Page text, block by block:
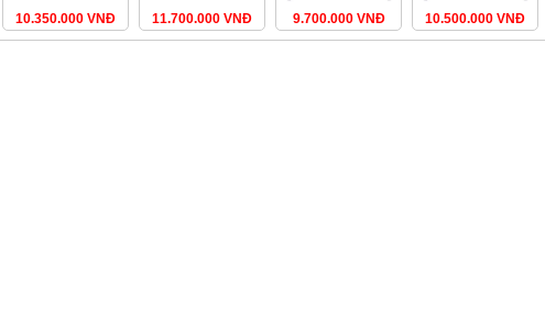
10.350.000 VNĐ 11.700.000 VNĐ 9.700.000 VNĐ 10.500.000 VNĐ